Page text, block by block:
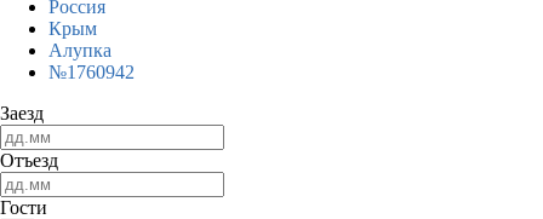
Россия
Крым
Алупка
№1760942
Заезд
Отъезд
Гости